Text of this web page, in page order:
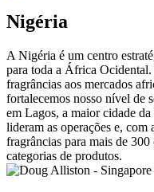
Nigéria
A Nigéria é um centro
para toda a África
fragrâncias aos mercados
fortalecemos nosso nível de
em Lagos, a maior cidade
lideram as operações e,
fragrâncias para mais de
categorias de produtos.